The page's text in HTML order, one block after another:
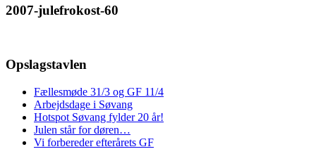
2007-julefrokost-60
Opslagstavlen
Fællesmøde 31/3 og GF 11/4
Arbejdsdage i Søvang
Hotspot Søvang fylder 20 år!
Julen står for døren…
Vi forbereder efterårets GF